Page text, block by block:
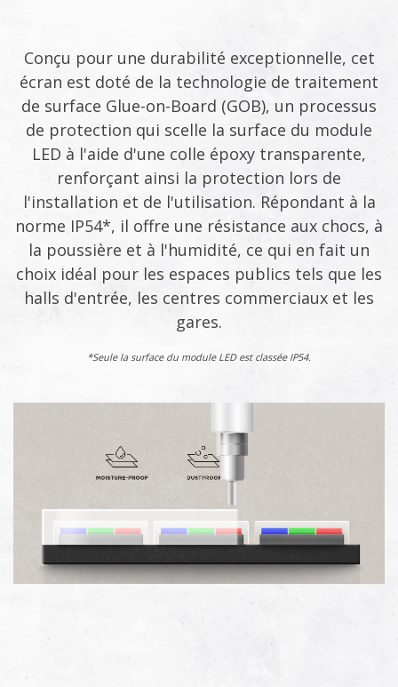
Conçu pour une durabilité exceptionnelle, cet
écran est doté de la technologie de traitement
de surface Glue-on-Board (GOB), un processus
de protection qui scelle la surface du module
LED à l'aide d'une colle époxy transparente,
renforçant ainsi la protection lors de
l'installation et de l'utilisation. Répondant à la
norme IP54*, il offre une résistance aux chocs, à
la poussière et à l'humidité, ce qui en fait un
choix idéal pour les espaces publics tels que les
halls d'entrée, les centres commerciaux et les
gares.
*Seule la surface du module LED est classée IP54.